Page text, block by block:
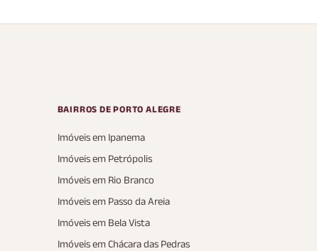
BAIRROS DE PORTO ALEGRE
Imóveis em Ipanema
Imóveis em Petrópolis
Imóveis em Rio Branco
Imóveis em Passo da Areia
Imóveis em Bela Vista
Imóveis em Chácara das Pedras